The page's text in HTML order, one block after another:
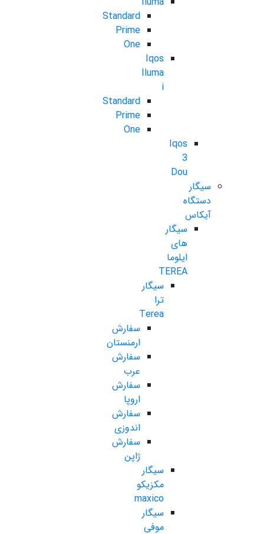
Standard
Prime
One
Iqos
Iluma
i
Standard
Prime
One
Iqos
3
Dou
سیگار
دستگاه
آیکاس
سیگار
های
ایلوما
TEREA
سیگار
ترا
Terea
سفارش
ارمنستان
سفارش
عرب
سفارش
اروپا
سفارش
اندوزی
سفارش
ژاپن
سیگار
مکزیکو
maxico
سیگار
موفی